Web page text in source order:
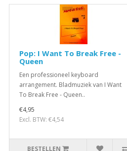
Pop: I Want To Break Free -
Queen
Een professioneel keyboard
arrangement. Bladmuziek van I Want
To Break Free - Queen..
€4,95
Excl. BTW: €4,54
BESTELLEN